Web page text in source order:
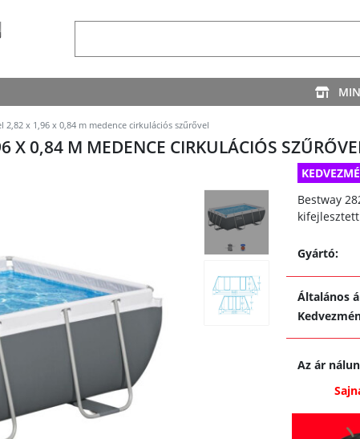
2,82 x 1,96 x 0,84 m medence cirkulációs szűrővel
X 0,84 M MEDENCE CIRKULÁCIÓS
Bestway
Gyártó:
Általános
Az ár